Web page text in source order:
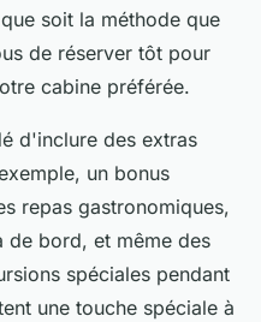
soit la méthode que
de réserver tôt pour
cabine préférée.
d'inclure des extras
un bonus
repas gastronomiques,
de bord, et même des
spéciales pendant
une touche spéciale à